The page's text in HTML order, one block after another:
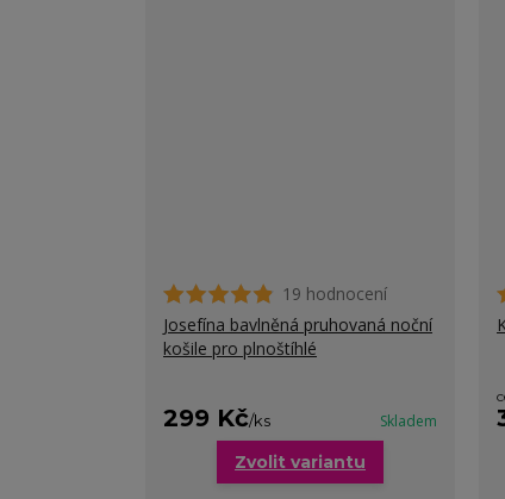
19 hodnocení
Josefína bavlněná pruhovaná noční
košile pro plnoštíhlé
299 Kč/ks Skladem
Zvolit variantu